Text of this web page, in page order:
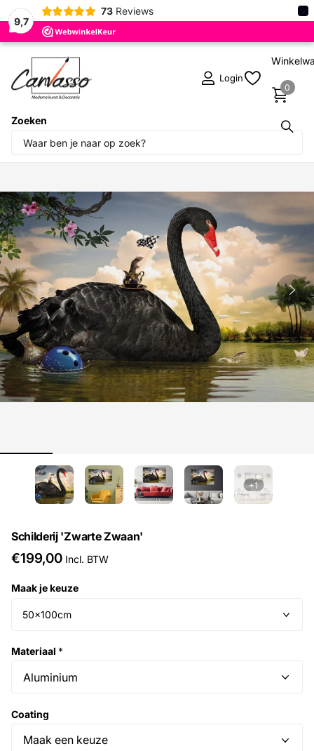
9,7
73 Reviews ×
Zoeken
Login
0
Deel dit product
+1
Schilderij 'Zwarte Zwaan'
€199,00 Incl. BTW
Maak je keuze
Materiaal *
Coating